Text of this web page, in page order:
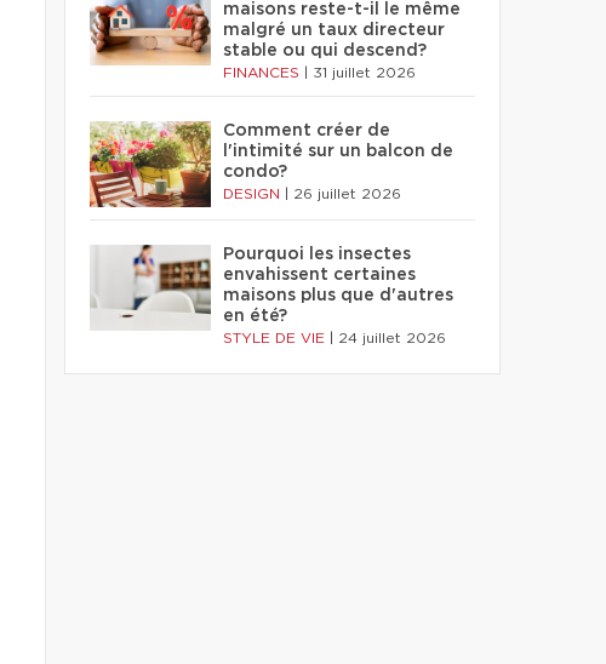
maisons reste-t-il le même
malgré un taux directeur
stable ou qui descend?
FINANCES 31 juillet 2026
Comment créer de
l'intimité sur un balcon de
condo?
DESIGN 26 juillet 2026
Pourquoi les insectes
envahissent certaines
maisons plus que d'autres
en été?
STYLE DE VIE 24 juillet 2026